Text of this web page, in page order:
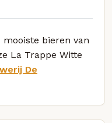
mooiste bieren van
La Trappe Witte
De